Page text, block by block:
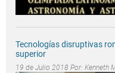
Tecnologías disruptivas
superior
19 de Julio 2018 Por: Kenneth